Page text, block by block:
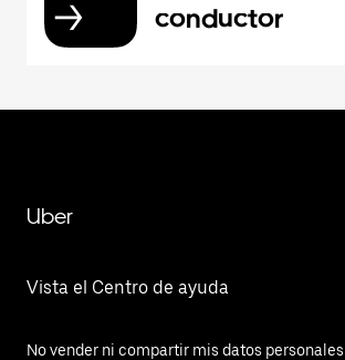
conductor
Uber
Vista el Centro de ayuda
No vender ni compartir mis datos personales